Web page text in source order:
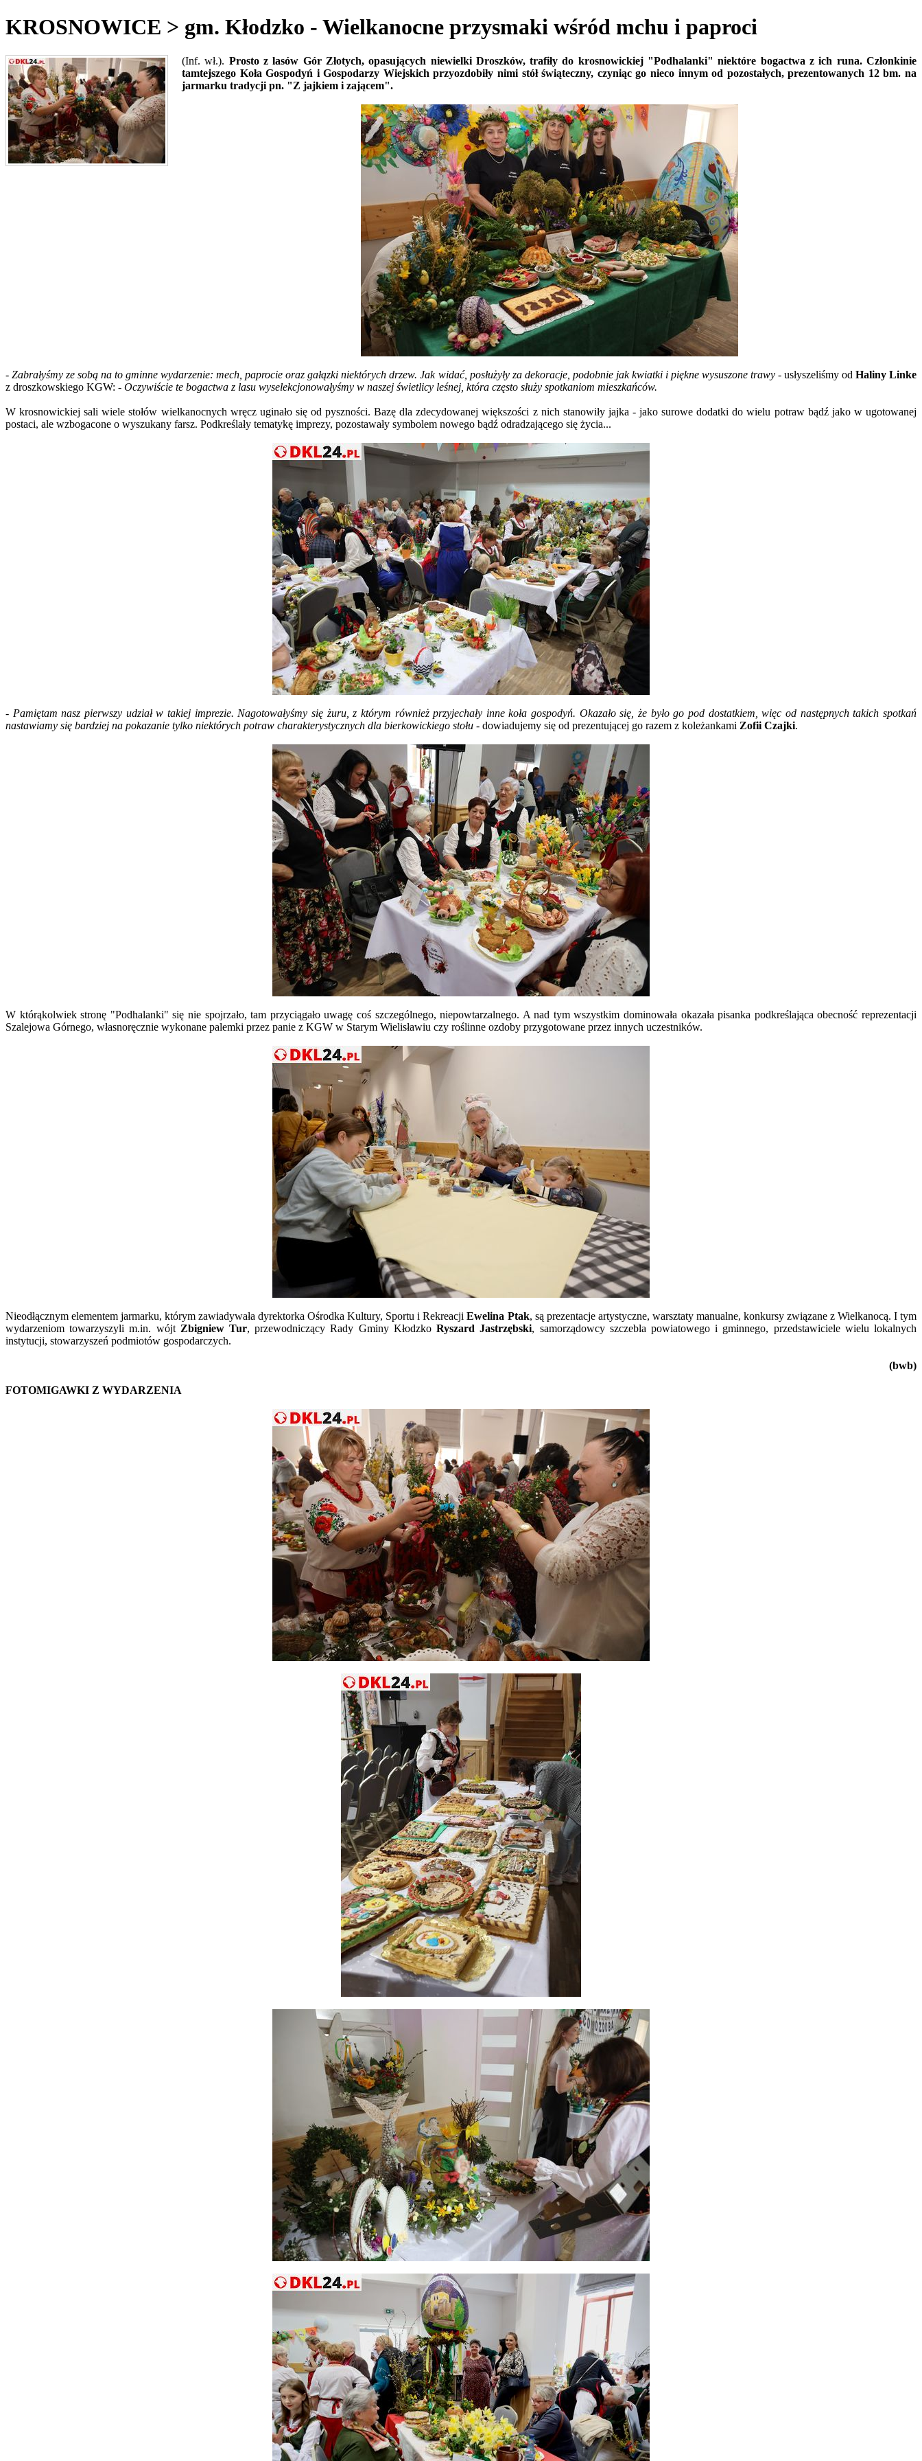
KROSNOWICE > gm. Kłodzko - Wielkanocne przysmaki wśród mchu i paproci
(Inf. wł.). Prosto z lasów Gór Złotych, opasujących niewielki Droszków, trafiły do krosnowickiej "Podhalanki" niektóre bogactwa z ich runa. Członkinie
tamtejszego Koła Gospodyń i Gospodarzy Wiejskich przyozdobiły nimi stół świąteczny, czyniąc go nieco innym od pozostałych, prezentowanych 12 bm. na
jarmarku tradycji pn. "Z jajkiem i zającem".
- Zabrałyśmy ze sobą na to gminne wydarzenie: mech, paprocie oraz gałązki niektórych drzew. Jak widać, posłużyły za dekoracje, podobnie jak kwiatki i piękne wysuszone trawy -usłyszeliśmy od Haliny Linke
z droszkowskiego KGW: - Oczywiście te bogactwa z lasu wyselekcjonowałyśmy w naszej świetlicy leśnej, która często służy spotkaniom mieszkańców.
W krosnowickiej sali wiele stołów wielkanocnych wręcz uginało się od pyszności. Bazę dla zdecydowanej większości z nich stanowiły jajka - jako surowe dodatki do wielu potraw bądź jako w ugotowanej
postaci, ale wzbogacone o wyszukany farsz. Podkreślały tematykę imprezy, pozostawały symbolem nowego bądź odradzającego się życia...
- Pamiętam nasz pierwszy udział w takiej imprezie. Nagotowałyśmy się żuru, z którym również przyjechały inne koła gospodyń. Okazało się, że było go pod dostatkiem, więc od następnych takich spotkań
nastawiamy się bardziej na pokazanie tylko niektórych potraw charakterystycznych dla bierkowickiego stołu - dowiadujemy się od prezentującej go razem z koleżankami Zofii Czajki.
W którąkolwiek stronę "Podhalanki" się nie spojrzało, tam przyciągało uwagę coś szczególnego, niepowtarzalnego. A nad tym wszystkim dominowała okazała pisanka podkreślająca obecność reprezentacji
Szalejowa Górnego, własnoręcznie wykonane palemki przez panie z KGW w Starym Wielisławiu czy roślinne ozdoby przygotowane przez innych uczestników.
Nieodłącznym elementem jarmarku, którym zawiadywała dyrektorka Ośrodka Kultury, Sportu i RekreacjiEwelina Ptak, są prezentacje artystyczne, warsztaty manualne, konkursy związane z Wielkanocą. I tym
wydarzeniom towarzyszyli m.in. wójt Zbigniew Tur, przewodniczący Rady Gminy KłodzkoRyszard Jastrzębski, samorządowcy szczebla powiatowego i gminnego, przedstawiciele wielu lokalnych
instytucji, stowarzyszeń podmiotów gospodarczych.
(bwb)
FOTOMIGAWKI Z WYDARZENIA